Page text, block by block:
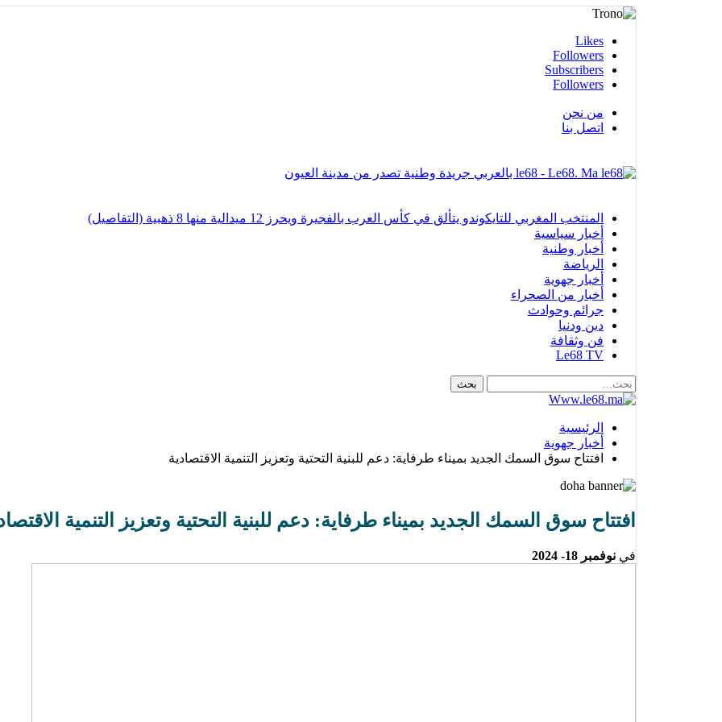
Likes
Followers
Subscribers
Followers
من نحن
اتصل بنا
le68 - Le68. Ma بالعربي جريدة وطنية تصدر من مدينة العيون
المنتخب المغربي للتايكوندو يتألق في كأس العرب بالفجيرة ويحرز 12 ميدالية منها 8 ذهبية (التفاصيل)
أخبار سياسية
أخبار وطنية
الرياضة
أخبار جهوية
أخبار من الصحراء
جرائم وحوادث
دين ودنيا
فن وثقافة
Le68 TV
الرئيسية
أخبار جهوية
افتتاح سوق السمك الجديد بميناء طرفاية: دعم للبنية التحتية وتعزيز التنمية الاقتصادية
افتتاح سوق السمك الجديد بميناء طرفاية: دعم للبنية التحتية وتعزيز التنمية
في نوفمبر 18- 2024